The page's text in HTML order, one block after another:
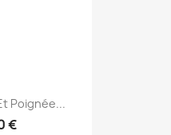
Poignée...
€